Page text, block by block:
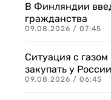
В Финляндии
гражданства
09.08.2026 / 07:45
Ситуация с
закупать у России
09.08.2026 / 06:45